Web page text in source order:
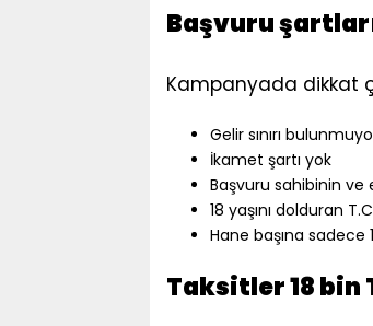
Başvuru
Kampanyada dikkat
Gelir sınırı
İkamet şartı yok
Başvuru sahibinin ve
18 yaşını dolduran
Hane başına sadece
Taksitler 18 bin